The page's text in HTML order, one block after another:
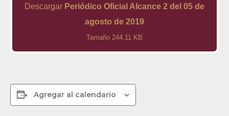
Descargar Periódico Oficial Alcance 2 del 05 de
agosto de 2019
Tamaño 244.11 KB
Agregar al calendario